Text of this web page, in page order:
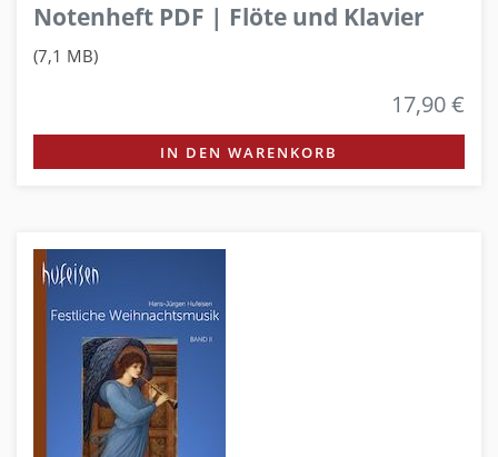
Notenheft PDF | Flöte und Klavier
(7,1 MB)
17,90 €
IN DEN WARENKORB